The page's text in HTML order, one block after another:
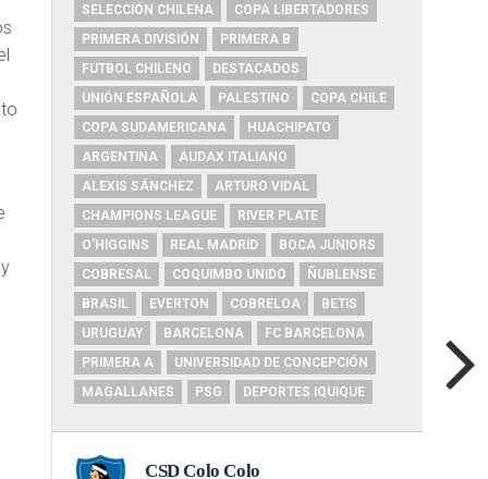
SELECCIÓN CHILENA
COPA LIBERTADORES
PRIMERA DIVISIÓN
PRIMERA B
FUTBOL CHILENO
DESTACADOS
UNIÓN ESPAÑOLA
PALESTINO
COPA CHILE
COPA SUDAMERICANA
HUACHIPATO
ARGENTINA
AUDAX ITALIANO
ALEXIS SÁNCHEZ
ARTURO VIDAL
CHAMPIONS LEAGUE
RIVER PLATE
O'HIGGINS
REAL MADRID
BOCA JUNIORS
COBRESAL
COQUIMBO UNIDO
ÑUBLENSE
BRASIL
EVERTON COBRELOA
BETIS
URUGUAY
BARCELONA
FC BARCELONA
PRIMERA A
UNIVERSIDAD DE CONCEPCIÓN
MAGALLANES
PSG DEPORTES IQUIQUE